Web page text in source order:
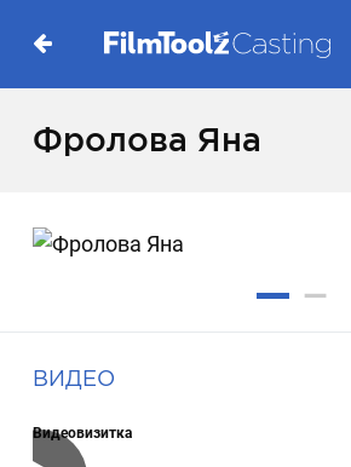
Фролова Яна
ВИДЕО
Видеовизитка